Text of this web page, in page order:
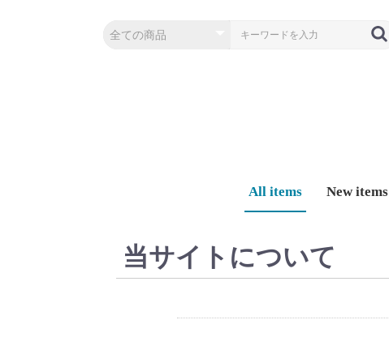
All items New items
当サイトについて